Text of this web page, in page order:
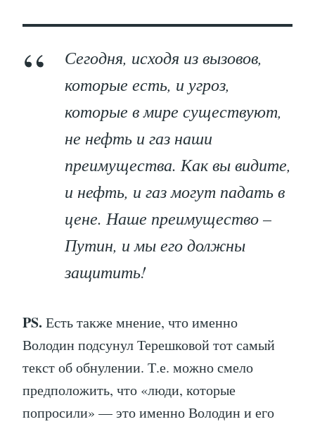
Сегодня, исходя из вызовов,
которые есть, и угроз,
которые в мире существуют,
не нефть и газ наши
преимущества. Как вы видите,
и нефть, и газ могут падать в
цене. Наше преимущество –
Путин, и мы его должны
защитить!
PS. Есть также мнение, что именно
Володин подсунул Терешковой тот самый
текст об обнулении. Т.е. можно смело
предположить, что «люди, которые
попросили» — это именно Володин и его